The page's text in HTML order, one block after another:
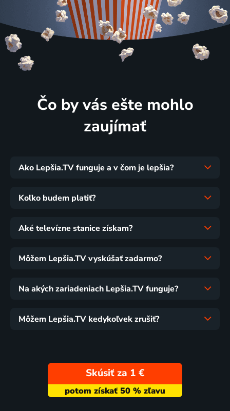
Čo by vás ešte mohlo
zaujímať
Ako Lepšia.TV funguje a v čom je lepšia?
Koľko budem platiť?
Aké televízne stanice získam?
Môžem Lepšia.TV vyskúšať zadarmo?
Na akých zariadeniach Lepšia.TV funguje?
Môžem Lepšia.TV kedykoľvek zrušiť?
Skúsiť za 1 €